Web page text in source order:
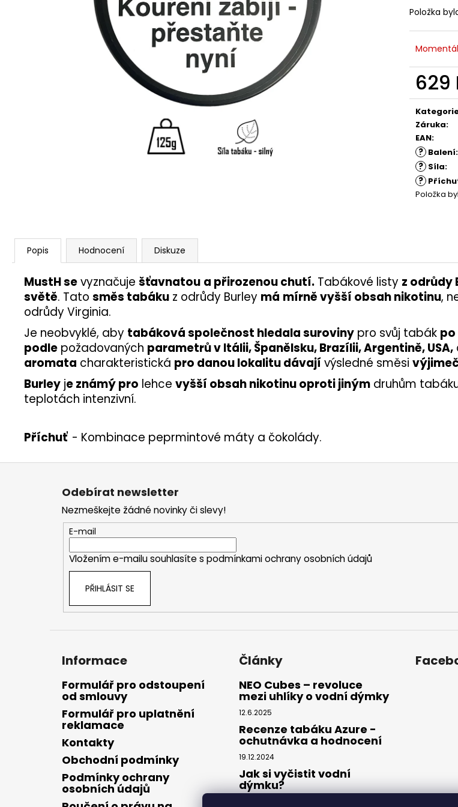
Položka
629
Měrná
cena:
Záruka:
EAN:
? Balení:
? Síla:
?
Položka
Popis Hodnocení Diskuze
MustH sevyznačuje šťavnatou a přirozenou chutí. Tabákové listy z odrůdy
světě. Tato směs tabáku z odrůdy Burley má mírně vyšší obsah nikotinu,
odrůdy Virginia.
Je neobvyklé, aby tabáková společnost hledala suroviny pro svůj tabák
podle požadovaných parametrů v Itálii, Španělsku, Brazílii, Argentině, USA,
aromata charakteristická pro danou lokalitu dávají výsledné směsi
Burley je známý pro lehce vyšší obsah nikotinu oproti jiným druhům
teplotách intenzivní.
Příchuť - Kombinace peprmintové máty a čokolády.
Z
Odebírat newsletter
Nezmeškejte žádné novinky či slevy!
E-mail
Vložením e-mailu souhlasíte s podmínkami ochrany osobních údajů
PŘIHLÁSIT SE
Informace
Formulář pro odstoupení
od smlouvy
Formulář pro uplatnění
reklamace
Kontakty
Obchodní podmínky
Podmínky ochrany
osobních údajů
Články
NEO Cubes – revoluce
mezi uhlíky o vodní dýmky
12.6.2025
Recenze tabáku Azure -
ochutnávka a hodnocení
19.12.2024
Jak si vyčistit vodní
dýmku?